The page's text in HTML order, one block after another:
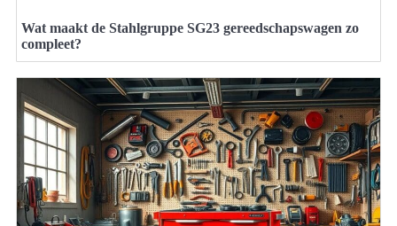
Wat maakt de Stahlgruppe SG23 gereedschapswagen zo
compleet?